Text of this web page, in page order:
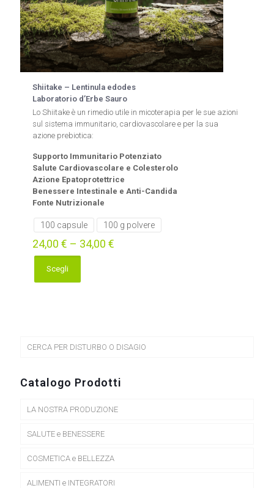
Shiitake – Lentinula edodes
Laboratorio d’Erbe Sauro
Lo Shiitake è un rimedio utile in micoterapia per le sue azioni
sul sistema immunitario, cardiovascolare e per la sua
azione prebiotica:
Supporto Immunitario Potenziato
Salute Cardiovascolare e Colesterolo
Azione Epatoprotettrice
Benessere Intestinale e Anti-Candida
Fonte Nutrizionale
100 capsule 100 g polvere
24,00 € – 34,00 €
Scegli
Questo
prodotto
opzioni
scelte
del
CERCA PER DISTURBO O DISAGIO
Catalogo Prodotti
LA NOSTRA PRODUZIONE
SALUTE e BENESSERE
COSMETICA e BELLEZZA
ALIMENTI e INTEGRATORI